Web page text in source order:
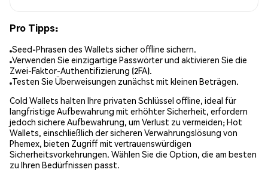
Pro Tipps:
Seed-Phrasen des Wallets sicher offline sichern.
Verwenden Sie einzigartige Passwörter und aktivieren Sie die
Zwei-Faktor-Authentifizierung (2FA).
Testen Sie Überweisungen zunächst mit kleinen Beträgen.
Cold Wallets halten Ihre privaten Schlüssel offline, ideal für
langfristige Aufbewahrung mit erhöhter Sicherheit, erfordern
jedoch sichere Aufbewahrung, um Verlust zu vermeiden; Hot
Wallets, einschließlich der sicheren Verwahrungslösung von
Phemex, bieten Zugriff mit vertrauenswürdigen
Sicherheitsvorkehrungen. Wählen Sie die Option, die am besten
zu Ihren Bedürfnissen passt.